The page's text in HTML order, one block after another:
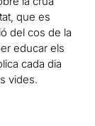
que es
del cos de la
educar els
cada dia
vides.